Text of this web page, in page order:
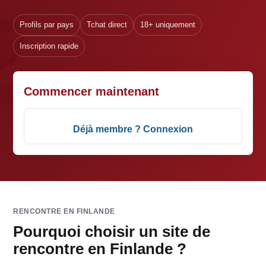
Profils par pays Tchat direct 18+ uniquement
Inscription rapide
Commencer maintenant
Déjà membre ? Connexion
RENCONTRE EN FINLANDE
Pourquoi choisir un site de
rencontre en Finlande ?